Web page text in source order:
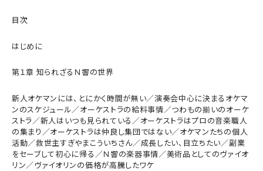
目次
はじめに
第１章 知られざるＮ響の世界
新人オケマンには、とにかく時間が無い／演奏会中心に決まるオケマ
ンのスケジュール／オーケストラの給料事情／つわもの揃いのオーケ
ストラ／新人はいつも見られている／オーケストラはプロの音楽職人
の集まり／オーケストラは仲良し集団ではない／オケマンたちの個人
活動／救世主すぎやまこういちさん／成長したい、目立ちたい／副業
をセーブして初心に帰る／Ｎ響の楽器事情／美術品としてのヴァイオ
リン／ヴァイオリンの価格が高騰したワケ